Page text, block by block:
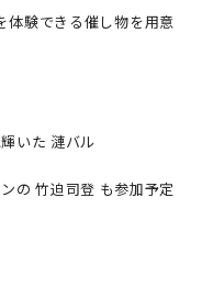
体験できる催し物を用意
いた 漣バル
の 竹迫司登 も参加予定